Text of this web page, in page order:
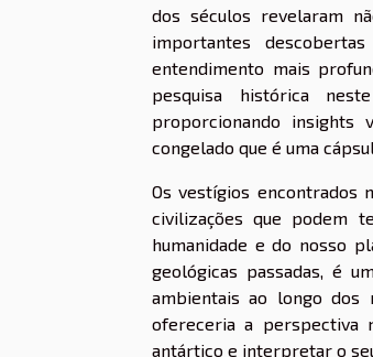
dos séculos revelaram
importantes
entendimento mais
pesquisa histórica
proporcionando insights
congelado que é uma
Os vestígios encontrados
civilizações que podem
humanidade e do nosso
geológicas passadas, é
ambientais ao longo dos
ofereceria a perspectiva
antártico e interpretar o